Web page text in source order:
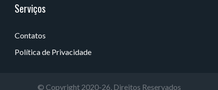
Serviços
Contatos
Política de Privacidade
© Copyright 2020-26, Direitos Reservados